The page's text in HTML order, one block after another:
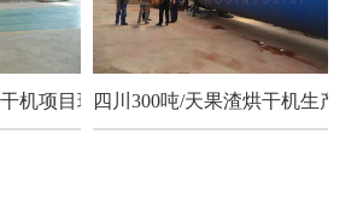
机项目现场四川300吨/天果渣烘干机生产现